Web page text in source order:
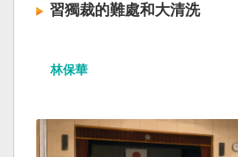
習獨裁的難處和大清洗
林保華